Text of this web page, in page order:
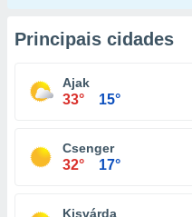
Principais cidades
Ajak
33° 15°
Csenger
32° 17°
Kisvárda